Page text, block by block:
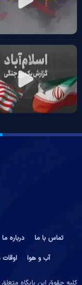
تماس با ما درباره ما
آب و هوا
کلیه حقوق این پایگاه متعلق